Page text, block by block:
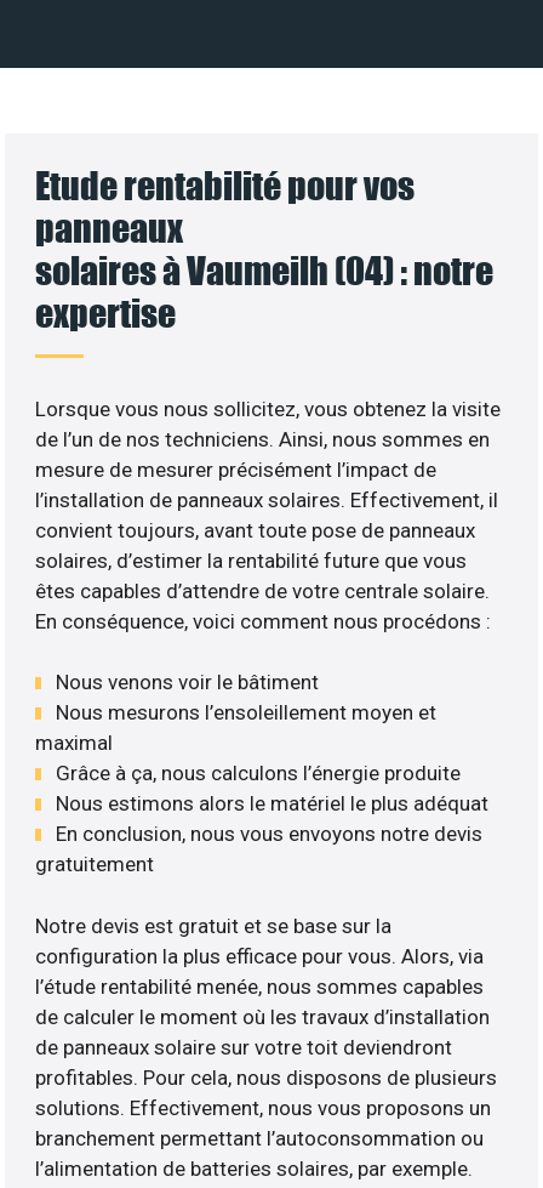
Etude rentabilité pour vos
panneaux
solaires à Vaumeilh (04) : notre
expertise
Lorsque vous nous sollicitez, vous obtenez la visite
de l’un de nos techniciens. Ainsi, nous sommes en
mesure de mesurer précisément l’impact de
l’installation de panneaux solaires. Effectivement, il
convient toujours, avant toute pose de panneaux
solaires, d’estimer la rentabilité future que vous
êtes capables d’attendre de votre centrale solaire.
En conséquence, voici comment nous procédons :
Nous venons voir le bâtiment
Nous mesurons l’ensoleillement moyen et
maximal
Grâce à ça, nous calculons l’énergie produite
Nous estimons alors le matériel le plus adéquat
En conclusion, nous vous envoyons notre devis
gratuitement
Notre devis est gratuit et se base sur la
configuration la plus efficace pour vous. Alors, via
l’étude rentabilité menée, nous sommes capables
de calculer le moment où les travaux d’installation
de panneaux solaire sur votre toit deviendront
profitables. Pour cela, nous disposons de plusieurs
solutions. Effectivement, nous vous proposons un
branchement permettant l’autoconsommation ou
l’alimentation de batteries solaires, par exemple.